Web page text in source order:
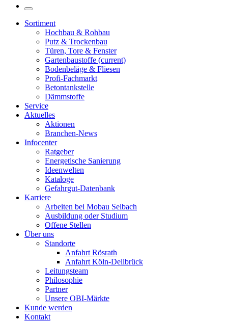
Sortiment
Hochbau & Rohbau
Putz & Trockenbau
Türen, Tore & Fenster
Gartenbaustoffe (current)
Bodenbeläge & Fliesen
Profi-Fachmarkt
Betontankstelle
Dämmstoffe
Service
Aktuelles
Aktionen
Branchen-News
Infocenter
Ratgeber
Energetische Sanierung
Ideenwelten
Kataloge
Gefahrgut-Datenbank
Karriere
Arbeiten bei Mobau Selbach
Ausbildung oder Studium
Offene Stellen
Über uns
Standorte
Anfahrt Rösrath
Anfahrt Köln-Dellbrück
Leitungsteam
Philosophie
Partner
Unsere OBI-Märkte
Kunde werden
Kontakt